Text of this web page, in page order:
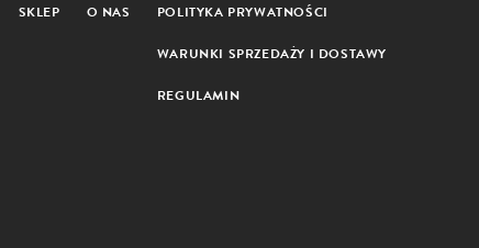
SKLEP O NAS POLITYKA PRYWATNOŚCI
WARUNKI SPRZEDAŻY I DOSTAWY
REGULAMIN